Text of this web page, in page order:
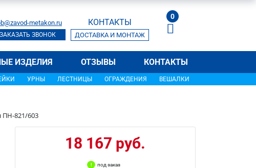
metakon.ru
ЗАКАЗАТЬ ЗВОНОК
КОНТАКТЫ
ДОСТАВКА И МОНТАЖ
0
ИЗДЕЛИЯ ОТЗЫВЫ КОНТАКТЫ
УРНЫ ЛЕСТНИЦЫ ОГРАЖДЕНИЯ ВЕШАЛКИ
ПН-821/603
18 167 руб.
под заказ